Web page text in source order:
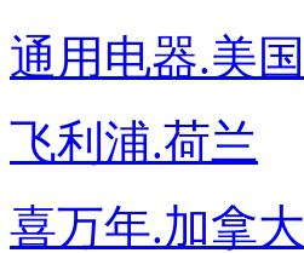
通用电器.美国
飞利浦.荷兰
喜万年.加拿大